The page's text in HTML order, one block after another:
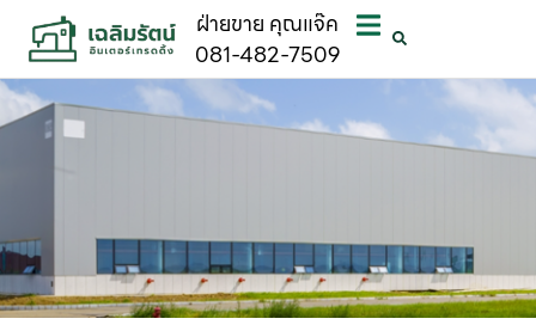
ฝ่ายขาย คุณแจ๊ค
081-482-7509